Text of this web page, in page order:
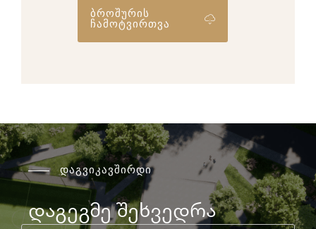
ბროშურის
ჩამოტვირთვა
დაგვიკავშირდი
დაგეგმე შეხვედრა